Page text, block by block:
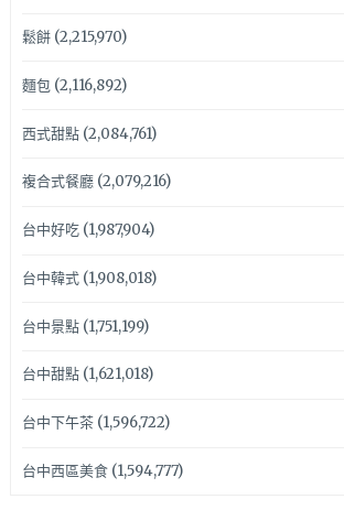
鬆餅(2,215,970)
麵包(2,116,892)
西式甜點(2,084,761)
複合式餐廳(2,079,216)
台中好吃(1,987,904)
台中韓式(1,908,018)
台中景點(1,751,199)
台中甜點(1,621,018)
台中下午茶(1,596,722)
台中西區美食(1,594,777)